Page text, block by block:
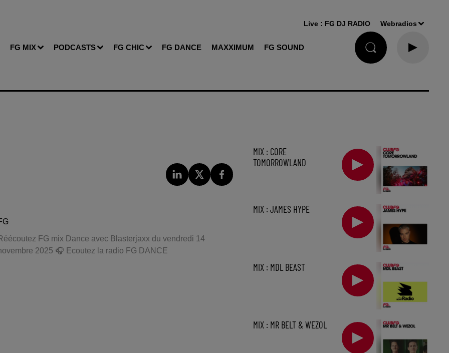
FG MIX PODCASTS FG CHIC FG DANCE MAXXIMUM FG SOUND
Live : FG DJ RADIO Webradios
FG mix Dance avec Blasterjaxx du vendredi 14
2025 🎧 Ecoutez la radio FG DANCE
MIX : CORE
TOMORROWLAND
MIX : JAMES HYPE
MIX : MDL BEAST
MIX : MR BELT & WEZOL